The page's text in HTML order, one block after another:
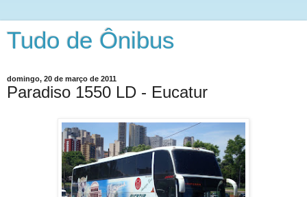
Tudo de Ônibus
domingo, 20 de março de 2011
Paradiso 1550 LD - Eucatur